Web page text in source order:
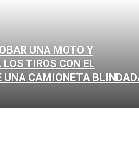
UNA MOTO Y
TIROS CON EL
UNA CAMIONETA